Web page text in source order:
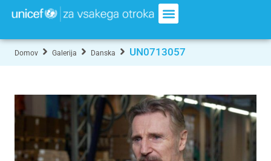
Domov Galerija Danska UN0713057